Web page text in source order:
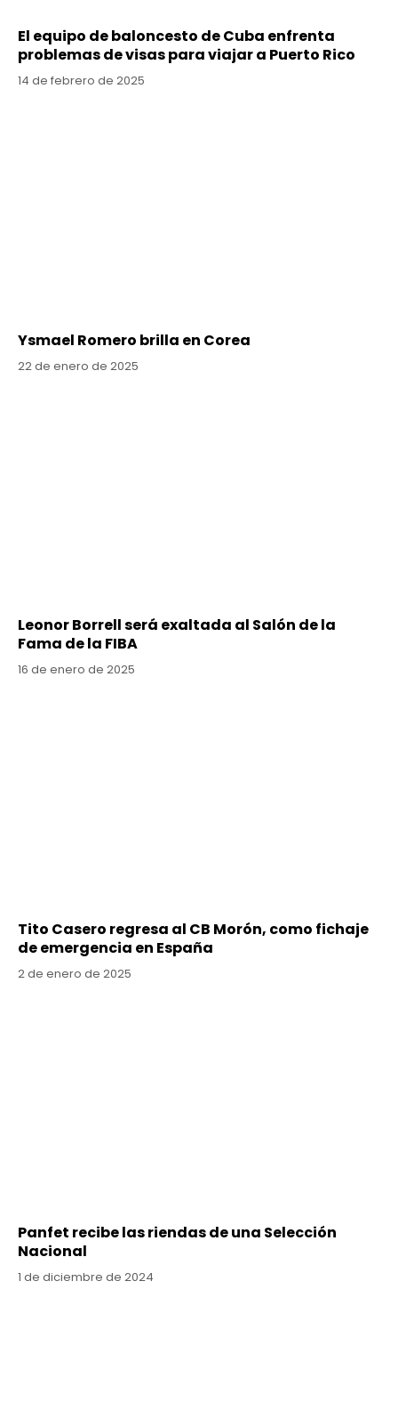
El equipo de baloncesto de Cuba enfrenta
problemas de visas para viajar a Puerto Rico
14 de febrero de 2025
Ysmael Romero brilla en Corea
22 de enero de 2025
Leonor Borrell será exaltada al Salón de la
Fama de la FIBA
16 de enero de 2025
Tito Casero regresa al CB Morón, como fichaje
de emergencia en España
2 de enero de 2025
Panfet recibe las riendas de una Selección
Nacional
1 de diciembre de 2024